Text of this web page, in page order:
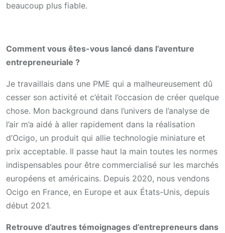
beaucoup plus fiable.
Comment vous êtes-vous lancé dans l’aventure
entrepreneuriale ?
Je travaillais dans une PME qui a malheureusement dû
cesser son activité et c’était l’occasion de créer quelque
chose. Mon background dans l’univers de l’analyse de
l’air m’a aidé à aller rapidement dans la réalisation
d’Ocigo, un produit qui allie technologie miniature et
prix acceptable. Il passe haut la main toutes les normes
indispensables pour être commercialisé sur les marchés
européens et américains. Depuis 2020, nous vendons
Ocigo en France, en Europe et aux États-Unis, depuis
début 2021.
Retrouve d’autres témoignages d’entrepreneurs dans